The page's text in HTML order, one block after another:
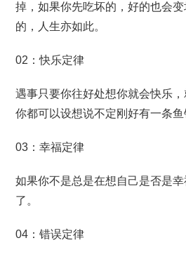
掉，如果你先吃坏的，好的也会
的，人生亦如此。
02：快乐定律
遇事只要你往好处想你就会快乐，
你都可以设想说不定刚好有一条鱼
03：幸福定律
如果你不是总是在想自己是否是
了。
04：错误定律